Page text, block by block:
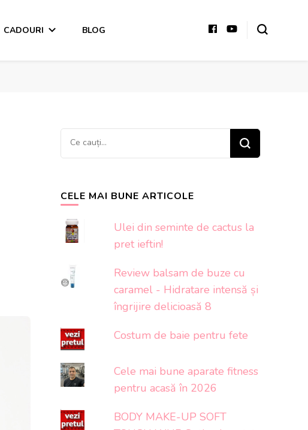
CADOURI BLOG
Cauți
ceva?
CELE MAI BUNE ARTICOLE
Ulei din seminte de cactus la
pret ieftin!
Review balsam de buze cu
caramel - Hidratare intensă și
îngrijire delicioasă 8
Costum de baie pentru fete
Cele mai bune aparate fitness
pentru acasă în 2026
BODY MAKE-UP SOFT